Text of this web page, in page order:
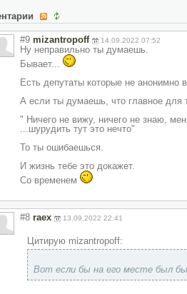
#9 mizantropoff 14.09.2022 07:52
Ну неправильно ты думаешь.
Бывает...
Есть депутаты которые не анонимно
А если ты думаешь, что главное для
" Ничего не вижу, ничего не знаю,
...шурудить тут это нечто"
То ты ошибаешься.
И жизнь тебе это докажет.
Со временем
#8 raex 13.09.2022 22:41
Цитирую mizantropoff:
Вот если бы на его месте был